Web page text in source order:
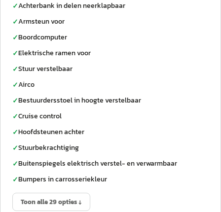
✓Achterbank in delen neerklapbaar
✓Armsteun voor
✓Boordcomputer
✓Elektrische ramen voor
✓Stuur verstelbaar
✓Airco
✓Bestuurdersstoel in hoogte verstelbaar
✓Cruise control
✓Hoofdsteunen achter
✓Stuurbekrachtiging
✓Buitenspiegels elektrisch verstel- en verwarmbaar
✓Bumpers in carrosseriekleur
Toon alle 29 opties ↓